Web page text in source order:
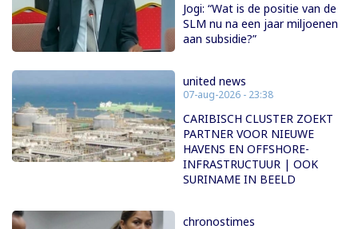
Jogi: “Wat is de positie van de
SLM nu na een jaar miljoenen
aan subsidie?”
united news
07-aug-2026 - 23:38
CARIBISCH CLUSTER ZOEKT
PARTNER VOOR NIEUWE
HAVENS EN OFFSHORE-
INFRASTRUCTUUR | OOK
SURINAME IN BEELD
chronostimes